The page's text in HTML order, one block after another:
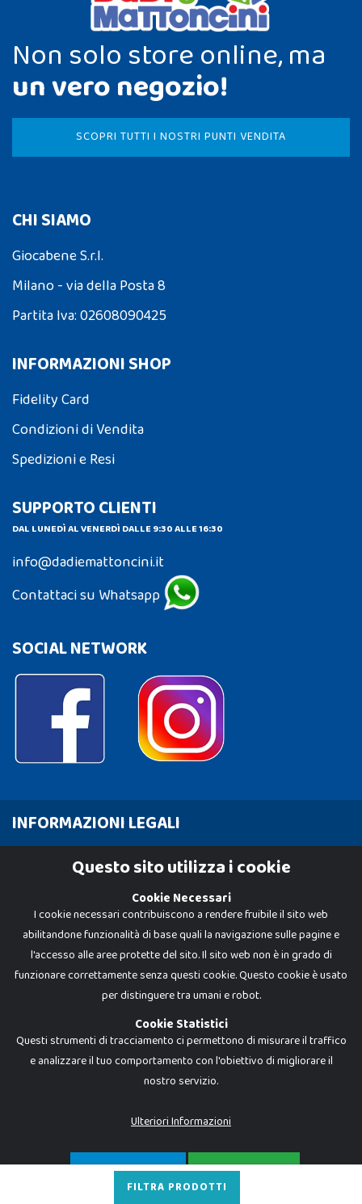
FILTRA PRODOTTI
Non solo store online, ma
un vero negozio!
SCOPRI TUTTI I NOSTRI PUNTI VENDITA
CHI SIAMO
Giocabene S.r.l.
Milano - via della Posta 8
Partita Iva: 02608090425
INFORMAZIONI SHOP
Fidelity Card
Condizioni di Vendita
Spedizioni e Resi
SUPPORTO CLIENTI
DAL LUNEDÌ AL VENERDÌ DALLE 9:30 ALLE 16:30
info@dadiemattoncini.it
Contattaci su Whatsapp
SOCIAL NETWORK
INFORMAZIONI LEGALI
Cookie Policy
Dadi e Mattoncini è un brand di Giocabene Srl. Ogni riproduzione o utilizzo non
I prezzi e le promozioni pubblicate potrebbero differire da quanto esposto in
P.IVA 02608090425 - REA AN201199 - C.S. 10.000 i.v.
Questo sito utilizza i cookie
Cookie Necessari
I cookie necessari contribuiscono a rendere fruibile il sito web
abilitandone funzionalità di base quali la navigazione sulle pagine e
l'accesso alle aree protette del sito. Il sito web non è in grado di
funzionare correttamente senza questi cookie. Questo cookie è usato
per distinguere tra umani e robot.
Cookie Statistici
Questi strumenti di tracciamento ci permettono di misurare il traffico
e analizzare il tuo comportamento con l'obiettivo di migliorare il
nostro servizio.
Ulteriori Informazioni
SOLO NECESSARI ACCETTA TUTTO